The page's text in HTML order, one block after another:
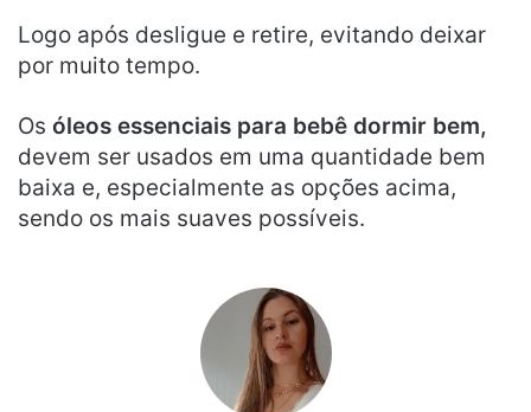
Logo após desligue e retire, evitando deixar
por muito tempo.
Os óleos essenciais para bebê dormir bem,
devem ser usados em uma quantidade bem
baixa e, especialmente as opções acima,
sendo os mais suaves possíveis.